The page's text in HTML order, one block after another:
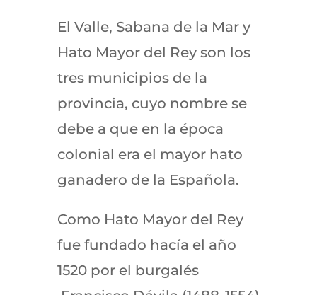
El Valle, Sabana de la Mar y
Hato Mayor del Rey son los
tres municipios de la
provincia, cuyo nombre se
debe a que en la época
colonial era el mayor hato
ganadero de la Española.
Como Hato Mayor del Rey
fue fundado hacía el año
1520 por el burgalés